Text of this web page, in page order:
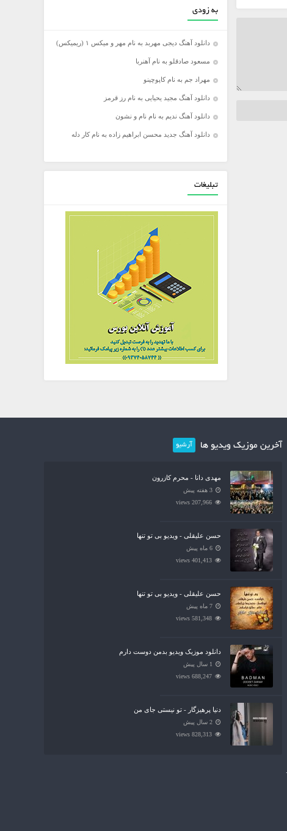
به زودی
دانلود آهنگ دیجی مهربد به نام مهر و میکس ۱ (ریمیکس)
مسعود صادقلو به نام آهنربا
مهراد جم به نام کاپوچینو
دانلود آهنگ مجید یحیایی به نام رز قرمز
دانلود آهنگ ندیم به نام نام و نشون
دانلود آهنگ جدید محسن ابراهیم زاده به نام کار دله
تبلیغات
آخرین موزیک ویدیو ها آرشیو
مهدی دانا - محرم کازرون
3 هفته پیش
207,966 views
حسن علیقلی - ویدیو بی تو تنها
6 ماه پیش
401,413 views
حسن علیقلی - ویدیو بی تو تنها
7 ماه پیش
581,348 views
دانلود موزیک ویدیو بدمن دوست دارم
1 سال پیش
688,247 views
دنیا پرهیزگار - تو نیستی جای من
2 سال پیش
828,313 views